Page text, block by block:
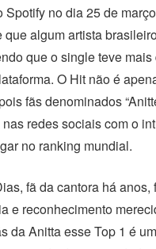
Spotify no dia 25 de
que algum artista
que o single teve
O Hit não é
fãs denominados
redes sociais com o
no ranking mundial.
fã da cantora há anos,
e reconhecimento
da Anitta esse Top 1 é